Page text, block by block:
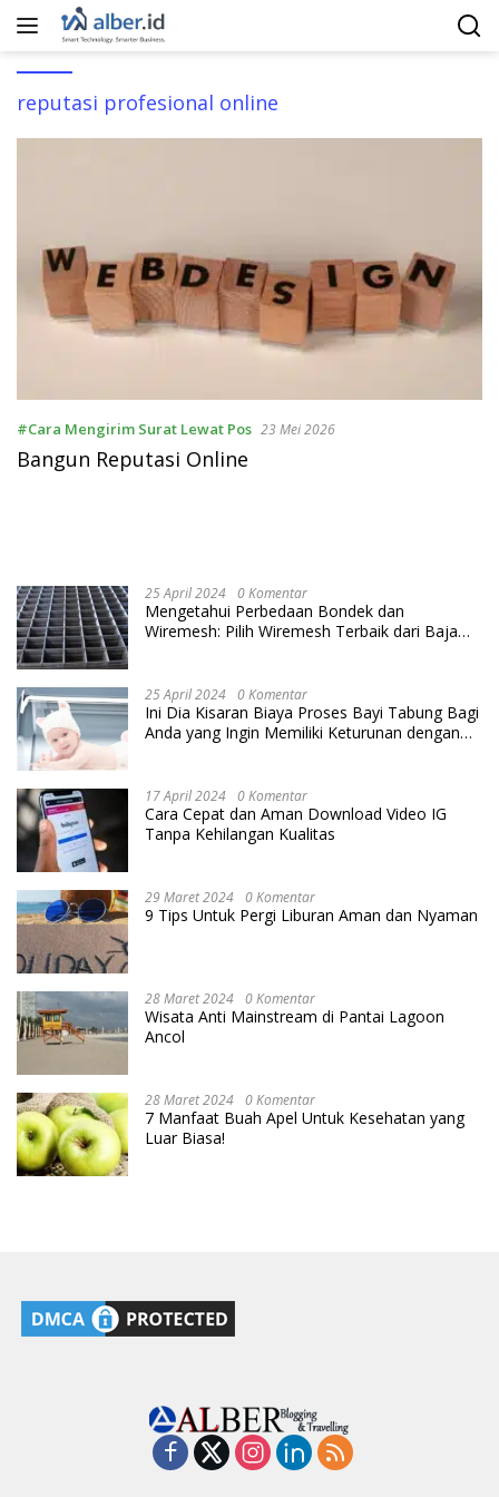
Langsung
reputasi profesional online
#Cara Mengirim Surat Lewat Pos 23 Mei 2026
Bangun Reputasi Online
25 April 2024 0 Komentar
Mengetahui Perbedaan Bondek dan
Wiremesh: Pilih Wiremesh Terbaik dari Baja
25 April 2024 0 Komentar
Ini Dia Kisaran Biaya Proses Bayi Tabung Bagi
Anda yang Ingin Memiliki Keturunan dengan
17 April 2024 0 Komentar
Cara Cepat dan Aman Download Video IG
Tanpa Kehilangan Kualitas
29 Maret 2024 0 Komentar
9 Tips Untuk Pergi Liburan Aman dan Nyaman
28 Maret 2024 0 Komentar
Wisata Anti Mainstream di Pantai Lagoon
Ancol
28 Maret 2024 0 Komentar
7 Manfaat Buah Apel Untuk Kesehatan yang
Luar Biasa!